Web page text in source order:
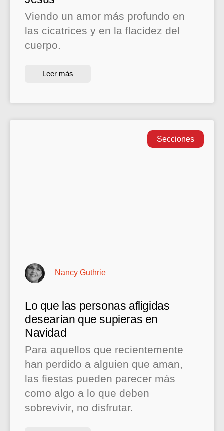
Viendo un amor más profundo en
las cicatrices y en la flacidez del
cuerpo.
Leer más
Secciones
Lo que las personas afligidas
desearían que supieras en
Navidad
Para aquellos que recientemente
han perdido a alguien que aman,
las fiestas pueden parecer más
como algo a lo que deben
sobrevivir, no disfrutar.
Nancy Guthrie